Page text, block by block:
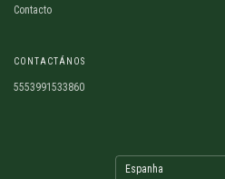
Contacto
CONTACTÁNOS
5553991533860